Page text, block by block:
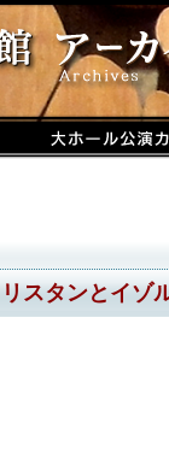
スタンとイ